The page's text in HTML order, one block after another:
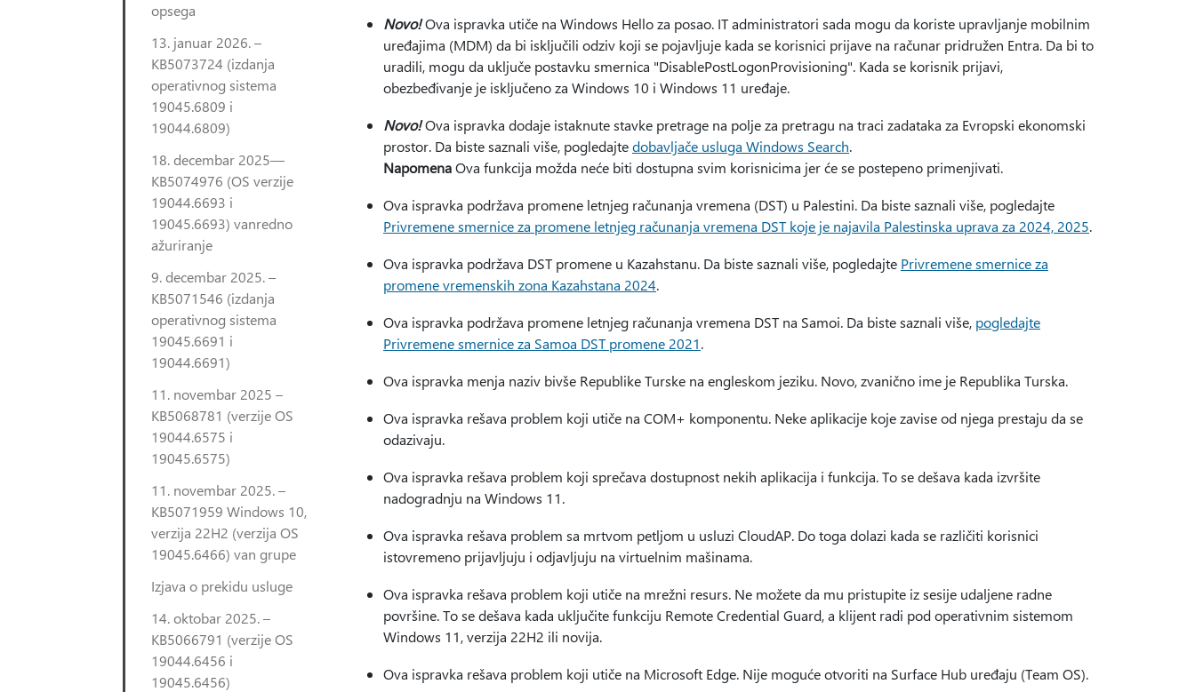
opsega
13. januar 2026. –
KB5073724 (izdanja
operativnog sistema
19045.6809 i
19044.6809)
18. decembar 2025—
KB5074976 (OS verzije
19044.6693 i
19045.6693) vanredno
ažuriranje
9. decembar 2025. –
KB5071546 (izdanja
operativnog sistema
19045.6691 i
19044.6691)
11. novembar 2025 –
KB5068781 (verzije OS
19044.6575 i
19045.6575)
11. novembar 2025. –
KB5071959 Windows 10,
verzija 22H2 (verzija OS
19045.6466) van grupe
Izjava o prekidu usluge
14. oktobar 2025. –
KB5066791 (verzije OS
19044.6456 i
19045.6456)
Novo!Ova ispravka utiče na Windows Hello za posao. IT administratori sada mogu da koriste upravljanje mobilnim
uređajima (MDM) da bi isključili odziv koji se pojavljuje kada se korisnici prijave na računar pridružen Entra. Da bi to
uradili, mogu da uključe postavku smernica "DisablePostLogonProvisioning". Kada se korisnik prijavi,
obezbeđivanje je isključeno za Windows 10 i Windows 11 uređaje.
Novo!Ova ispravka dodaje istaknute stavke pretrage na polje za pretragu na traci zadataka za Evropski ekonomski
prostor. Da biste saznali više, pogledajtedobavljače usluga Windows Search.
NapomenaOva funkcija možda neće biti dostupna svim korisnicima jer će se postepeno primenjivati.
Ova ispravka podržava promene letnjeg računanja vremena (DST) u Palestini. Da biste saznali više, pogledajte
Privremene smernice za promene letnjeg računanja vremena DST koje je najavila Palestinska uprava za 2024, 2025.
Ova ispravka podržava DST promene u Kazahstanu. Da biste saznali više, pogledajte Privremene smernice za
promene vremenskih zona Kazahstana 2024.
Ova ispravka podržava promene letnjeg računanja vremena DST na Samoi. Da biste saznali više, pogledajte
Privremene smernice za Samoa DST promene 2021.
Ova ispravka menja naziv bivše Republike Turske na engleskom jeziku. Novo, zvanično ime je Republika Turska.
Ova ispravka rešava problem koji utiče na COM+ komponentu. Neke aplikacije koje zavise od njega prestaju da se
odazivaju.
Ova ispravka rešava problem koji sprečava dostupnost nekih aplikacija i funkcija. To se dešava kada izvršite
nadogradnju na Windows 11.
Ova ispravka rešava problem sa mrtvom petljom u usluzi CloudAP. Do toga dolazi kada se različiti korisnici
istovremeno prijavljuju i odjavljuju na virtuelnim mašinama.
Ova ispravka rešava problem koji utiče na mrežni resurs. Ne možete da mu pristupite iz sesije udaljene radne
površine. To se dešava kada uključite funkciju Remote Credential Guard, a klijent radi pod operativnim sistemom
Windows 11, verzija 22H2 ili novija.
Ova ispravka rešava problem koji utiče na Microsoft Edge. Nije moguće otvoriti na Surface Hub uređaju (Team OS).